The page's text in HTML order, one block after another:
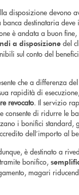
disposizione devono
banca destinataria
è andata a buon fine,
a disposizione del
sul conto del
che a differenza
rapidità di
revocato. Il servizio
consente di ridurre le
i bonifici standard,
dell’importo al
è destinato a
bonifico,
magari